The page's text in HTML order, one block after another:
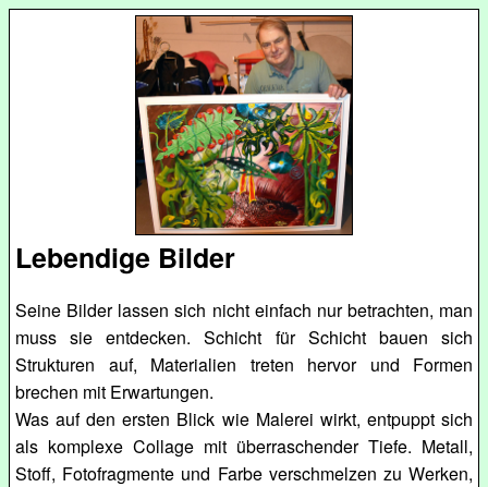
Lebendige Bilder
Seine Bilder lassen sich nicht einfach nur betrachten, man
muss sie entdecken. Schicht für Schicht bauen sich
Strukturen auf, Materialien treten hervor und Formen
brechen mit Erwartungen.
Was auf den ersten Blick wie Malerei wirkt, entpuppt sich
als komplexe Collage mit überraschender Tiefe. Metall,
Stoff, Fotofragmente und Farbe verschmelzen zu Werken,